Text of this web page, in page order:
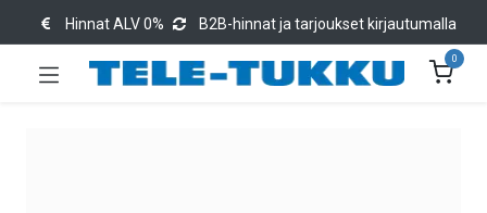
Hinnat ALV 0% B2B-hinnat ja tarjoukset kirjautumalla
0